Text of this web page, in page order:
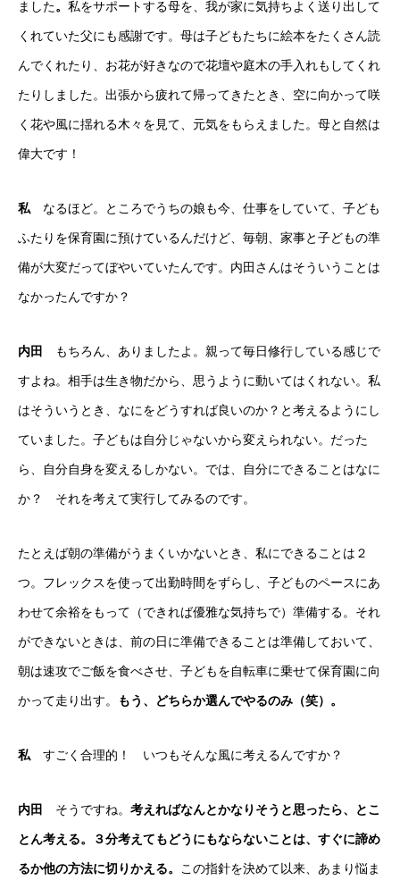
ました。 私をサポートする母を、我が家に気持ちよく送り出して
くれていた父にも感謝です。母は子どもたちに絵本をたくさん読
んでくれたり、お花が好きなので花壇や庭木の手入れもしてくれ
たりしました。出張から疲れて帰ってきたとき、空に向かって咲
く花や風に揺れる木々を見て、元気をもらえました。母と自然は
偉大です！
私 なるほど。ところでうちの娘も今、仕事をしていて、子ども
ふたりを保育園に預けているんだけど、毎朝、家事と子どもの準
備が大変だってぼやいていたんです。内田さんはそういうことは
なかったんですか？
内田 もちろん、ありましたよ。親って毎日修行している感じで
すよね。相手は生き物だから、思うように動いてはくれない。私
はそういうとき、なにをどうすれば良いのか？と考えるようにし
ていました。子どもは自分じゃないから変えられない。だった
ら、自分自身を変えるしかない。では、自分にできることはなに
か？ それを考えて実行してみるのです。
たとえば朝の準備がうまくいかないとき、私にできることは２
つ。フレックスを使って出勤時間をずらし、子どものペースにあ
わせて余裕をもって（できれば優雅な気持ちで）準備する。それ
ができないときは、前の日に準備できることは準備しておいて、
朝は速攻でご飯を食べさせ、子どもを自転車に乗せて保育園に向
かって走り出す。 もう、どちらか選んでやるのみ（笑）。
私 すごく合理的！ いつもそんな風に考えるんですか？
内田 そうですね。 考えればなんとかなりそうと思ったら、とこ
とん考える。３分考えてもどうにもならないことは、すぐに諦め
るか他の方法に切りかえる。 この指針を決めて以来、あまり悩ま